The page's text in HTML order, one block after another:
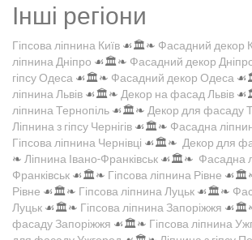
Інші регіони
Гіпсова ліпнина Київ ☙🏛️❧ Фасадний декор
ліпнина Дніпро ☙🏛️❧ Фасадний декор
гіпсу Одеса ☙🏛️❧ Фасадний декор Одеса
ліпнина Львів ☙🏛️❧ Декор на фасад Львів
ліпнина Тернопіль ☙🏛️❧ Декор для фасаду
Ліпнина з гіпсу Чернігів ☙🏛️❧ Фасадна
Гіпсова ліпнина Чернівці ☙🏛️❧ Декор для
❧ Ліпнина Івано-Франківськ ☙🏛️❧ Фасадна
Франківськ ☙🏛️❧ Гіпсова ліпнина Рівне
Рівне ☙🏛️❧ Гіпсова ліпнина Луцьк ☙🏛️❧
Луцьк ☙🏛️❧ Гіпсова ліпнина Запоріжжя
фасаду Запоріжжя ☙🏛️❧ Гіпсова ліпнина